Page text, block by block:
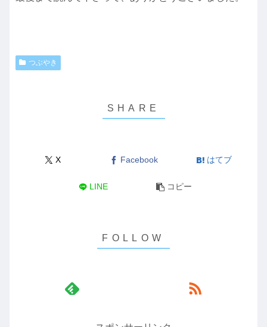
つぶやき
X Facebook はてブ
LINE コピー